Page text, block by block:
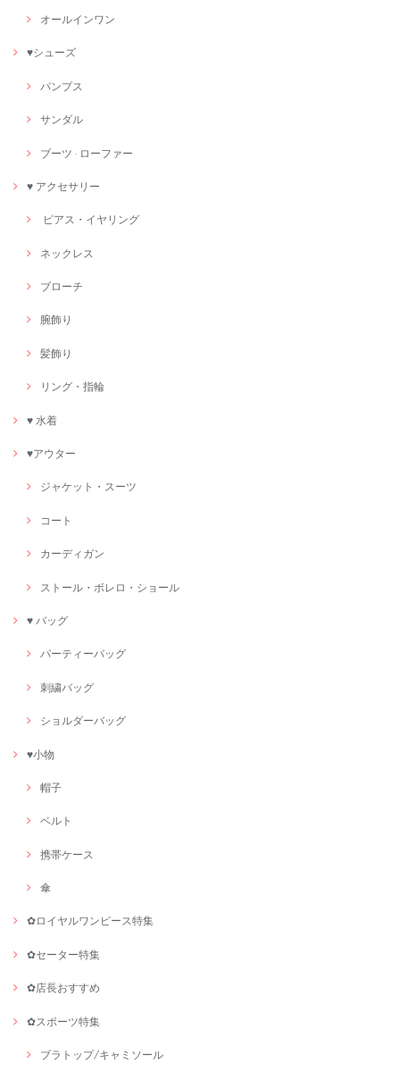
オールインワン
♥シューズ
パンプス
サンダル
ブーツ · ローファー
♥ アクセサリー
ピアス・イヤリング
ネックレス
ブローチ
腕飾り
髪飾り
リング・指輪
♥ 水着
♥アウター
ジャケット・スーツ
コート
カーディガン
ストール・ボレロ・ショール
♥ バッグ
パーティーバッグ
刺繍バッグ
ショルダーバッグ
♥小物
帽子
ベルト
携帯ケース
傘
✿ロイヤルワンピース特集
✿セーター特集
✿店長おすすめ
✿スポーツ特集
ブラトップ/キャミソール